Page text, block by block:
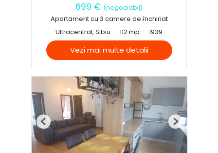
699 € (negociabil)
Apartament cu 3 camere de închiriat
Ultracentral, Sibiu
112 mp 1939
Vezi mai multe detalii
Previous Next